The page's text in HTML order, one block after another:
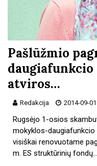
Pašlūžmio
atviros…
Redakcija 2014-09-01
Rugsėjo 1-osios
mokyklos-
visiškai renovuotame
m. ES struktūrinių fondų…